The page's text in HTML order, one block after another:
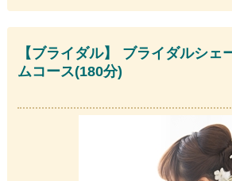
【ブライダル】 ブライダルシェ
ムコース(180分)